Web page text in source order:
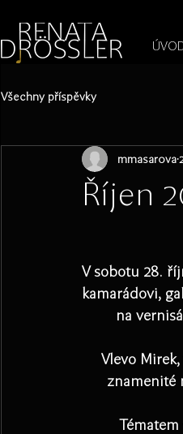
Všechny příspěvky
Říjen
mmasarova
V sobotu 28.
kamarádovi,
na
Vlevo
znamenité